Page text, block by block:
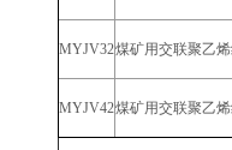
MYJV32煤矿用交联聚乙
MYJV42煤矿用交联聚乙